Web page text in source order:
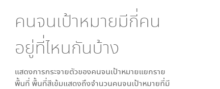
คนจนเป้าหมายมีกี่คน
อยู่ที่ไหนกันบ้าง
แสดงการกระจายตัวของคนจนเป้าหมายแยกราย
พื้นที่ พื้นที่สีเข้มแสดงถึงจำนวนคนจนเป้าหมายที่มี